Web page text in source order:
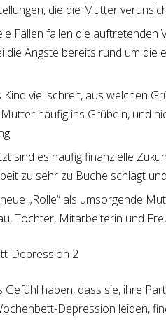
die die Mutter
Fällen fallen die
die Ängste bereits rund um
Kind viel schreit, aus welchen
häufig ins Grübeln, und
sind es häufig finanzielle
zu sehr zu Buche schlägt
„Rolle“ als umsorgende
Tochter, Mitarbeiterin und
Gefühl haben, dass sie, ihre
Depression leiden,